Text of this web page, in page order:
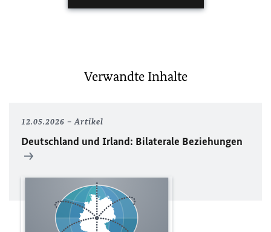
Verwandte Inhalte
12.05.2026 Artikel
Deutschland und Irland: Bilaterale Beziehungen